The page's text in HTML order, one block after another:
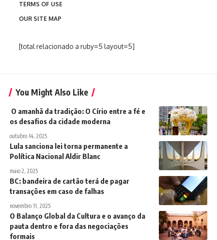
TERMS OF USE
OUR SITE MAP
[total relacionado a ruby=5 layout=5]
You Might Also Like
O amanhã da tradição: O Círio entre a fé e
os desafios da cidade moderna
outubro 14, 2025
Lula sanciona lei torna permanente a
Política Nacional Aldir Blanc
maio 2, 2025
BC: bandeira de cartão terá de pagar
transações em caso de falhas
novembro 11, 2025
O Balanço Global da Cultura e o avanço da
pauta dentro e fora das negociações
formais